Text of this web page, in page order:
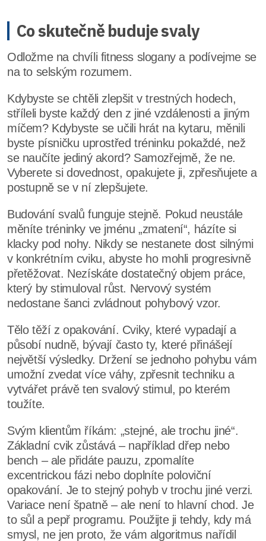
Co skutečně buduje svaly
Odložme na chvíli fitness slogany a podívejme se
na to selským rozumem.
Kdybyste se chtěli zlepšit v trestných hodech,
stříleli byste každý den z jiné vzdálenosti a jiným
míčem? Kdybyste se učili hrát na kytaru, měnili
byste písničku uprostřed tréninku pokaždé, než
se naučíte jediný akord? Samozřejmě, že ne.
Vyberete si dovednost, opakujete ji, zpřesňujete a
postupně se v ní zlepšujete.
Budování svalů funguje stejně. Pokud neustále
měníte tréninky ve jménu „zmatení“, házíte si
klacky pod nohy. Nikdy se nestanete dost silnými
v konkrétním cviku, abyste ho mohli progresivně
přetěžovat. Nezískáte dostatečný objem práce,
který by stimuloval růst. Nervový systém
nedostane šanci zvládnout pohybový vzor.
Tělo těží z opakování. Cviky, které vypadají a
působí nudně, bývají často ty, které přinášejí
největší výsledky. Držení se jednoho pohybu vám
umožní zvedat více váhy, zpřesnit techniku a
vytvářet právě ten svalový stimul, po kterém
toužíte.
Svým klientům říkám: „stejné, ale trochu jiné“.
Základní cvik zůstává – například dřep nebo
bench – ale přidáte pauzu, zpomalíte
excentrickou fázi nebo doplníte poloviční
opakování. Je to stejný pohyb v trochu jiné verzi.
Variace není špatně – ale není to hlavní chod. Je
to sůl a pepř programu. Použijte ji tehdy, kdy má
smysl, ne jen proto, že vám algoritmus nařídil